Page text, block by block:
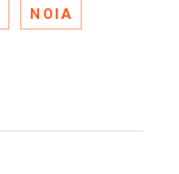
NOIA